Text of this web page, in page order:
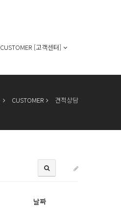
CUSTOMER [고객센터]
CUSTOMER 견적상담
날짜